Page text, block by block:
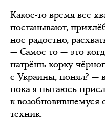
Какое-то время все
постанывают,
нос радостно,
— Самое то — это
натрёшь корку
с Украины, понял? —
пока я пытаюсь
к
техник.